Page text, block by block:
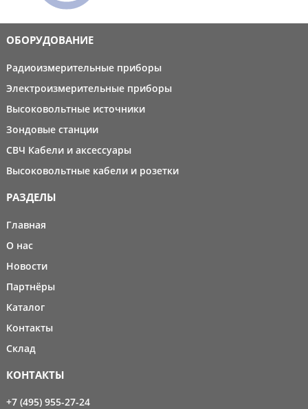
ОБОРУДОВАНИЕ
Радиоизмерительные приборы
Электроизмерительные приборы
Высоковольтные источники
Зондовые станции
СВЧ Кабели и аксессуары
Высоковольтные кабели и розетки
РАЗДЕЛЫ
Главная
О нас
Новости
Партнёры
Каталог
Контакты
Склад
КОНТАКТЫ
+7 (495) 955-27-24